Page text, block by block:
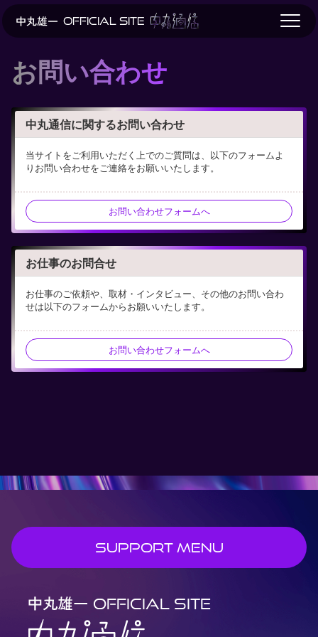
OFFICIAL SITE
お問い合わせ
中丸通信に関するお問い合わせ
当サイトをご利用いただく上でのご質問は、以下のフォームよ
りお問い合わせをご連絡をお願いいたします。
お問い合わせフォームへ
お仕事のお問合せ
お仕事のご依頼や、取材・インタビュー、その他のお問い合わ
せは以下のフォームからお願いいたします。
お問い合わせフォームへ
SUPPORT MENU
OFFICIAL SITE